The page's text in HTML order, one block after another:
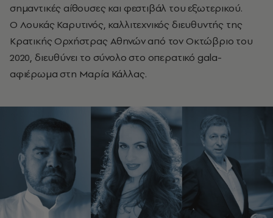
σημαντικές αίθουσες και φεστιβάλ του εξωτερικού.
Ο Λουκάς Καρυτινός, καλλιτεχνικός διευθυντής της
Κρατικής Ορχήστρας Αθηνών από τον Οκτώβριο του
2020, διευθύνει το σύνολο στο οπερατικό gala-
αφιέρωμα στη Μαρία Κάλλας.